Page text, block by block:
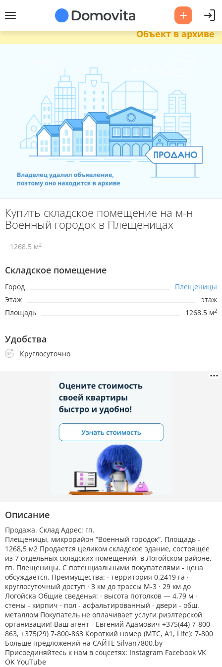
Объект в архиве
Купить складское помещение на м-н
Военный городок в Плещеницах
1268.5 м2
Складское помещение
Город
Плещеницы
Этаж
этаж
Площадь
1268.5 м2
Удобства
Круглосуточно
Описание
Продажа. Склад Адрес: гп.
Плещеницы, микрорайон “Военный городок”. Площадь -
1268,5 м2 Продается целиком складское здание, состоящее
из 7 отдельных складских помещений, в Логойском районе,
гп. Плещеницы. С потенциальными покупателями - цена
обсуждается. Преимущества: · территория 0.2419 га ·
круглосуточный доступ · 3 км до трассы M-3 · 29 км до
Логойска Общие сведенья: · высота потолков — 4,79 м ·
стены - кирпич · пол - асфальтированный · двери - обш.
металлом Покупатель не оплачивает услуги риэлтерской
организации! Ваш агент - Евгений Адамович +375(44) 7-800-
863, +375(29) 7-800-863 Короткий номер (МТС, А1, Life): 7-800
Больше предложений на САЙТЕ Silvan7800.by
Присоединяйтесь к нам в соцсетях: Instagram Facebook VK
OK YouTube